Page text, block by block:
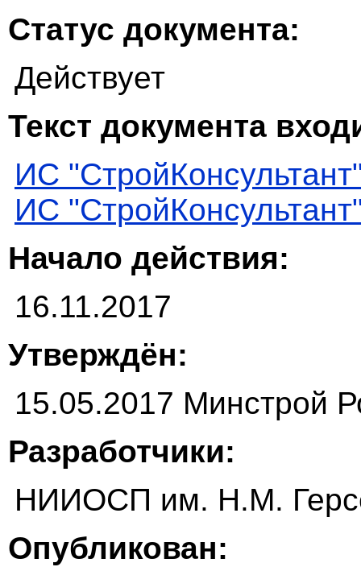
Статус документа:
Действует
Текст документа
ИС
ИС
Начало действия:
16.11.2017
Утверждён:
15.05.2017 Минстрой
Разработчики:
НИИОСП им. Н.М.
Опубликован: